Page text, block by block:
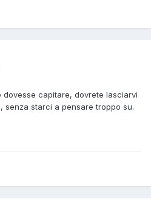
capitare, dovrete lasciarvi
senza starci a pensare troppo su.